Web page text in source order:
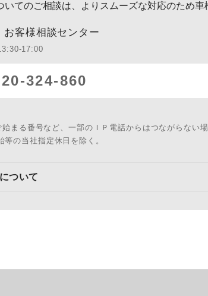
いてのご相談は、よりスムーズな対応のため車
お客様相談センター
17:00
324-860
まる番号など、一部のＩＰ電話からはつながらない場
等の当社指定休日を除く。
ついて